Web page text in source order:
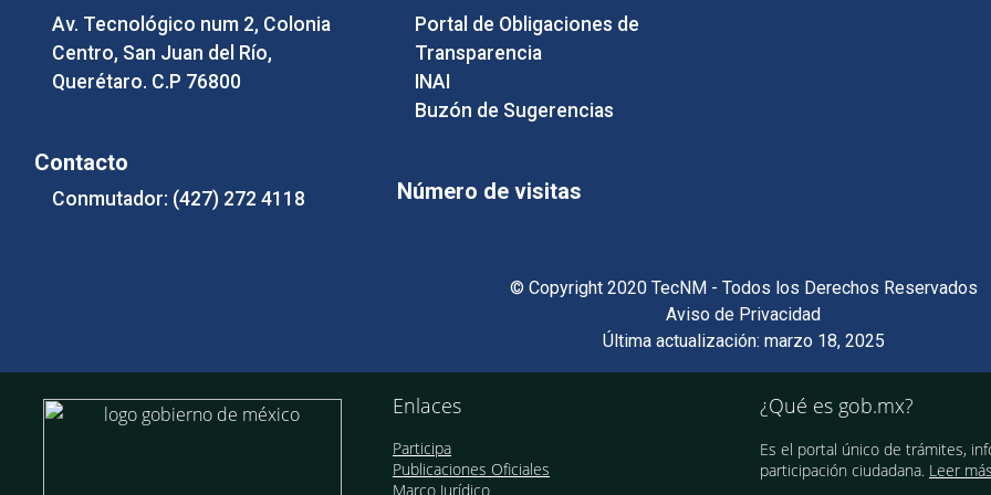
Av. Tecnológico num 2, Colonia
Centro, San Juan del Río,
Querétaro. C.P 76800
Contacto
Conmutador: (427) 272 4118
Portal de Obligaciones de
Transparencia
INAI
Buzón de Sugerencias
Número de visitas
© Copyright 2020 TecNM - Todos los Derechos Reservados
Aviso de Privacidad
Última actualización: marzo 18, 2025
Enlaces
Participa
Publicaciones Oficiales
Marco Jurídico
¿Qué es gob.mx?
Es el portal único de trámites,
participación ciudadana. Leer más